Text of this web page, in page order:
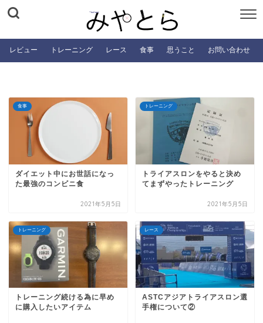
レビュー トレーニング レース 食事 思うこと お問い合わせ
食事
ダイエット中にお世話になっ
た最強のコンビニ食
2021年5月5日
トレーニング
トライアスロンをやると決め
てまずやったトレーニング
2021年5月5日
トレーニング
トレーニング続ける為に早め
に購入したいアイテム
レース
ASTCアジアトライアスロン選
手権について②